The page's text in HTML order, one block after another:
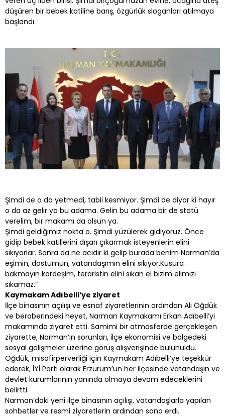
düşüren bir bebek katiline barış, özgürlük sloganları atılmaya
başlandı.
Şimdi de o da yetmedi, tabii kesmiyor. Şimdi de diyor ki hayır
o da az gelir ya bu adama. Gelin bu adama bir de statü
verelim, bir makamı da olsun ya.
Şimdi geldiğimiz nokta o. Şimdi yüzülerek gidiyoruz. Önce
gidip bebek katillerini dışarı çıkarmak isteyenlerin elini
sıkıyorlar. Sonra da ne acıdır ki gelip burada benim Narman’da
eşimin, dostumun, vatandaşımın elini sıkıyor.Kusura
bakmayın kardeşim, teröristin elini sıkan el bizim elimizi
sıkamaz.”
Kaymakam Adıbelli’ye ziyaret
İlçe binasının açılışı ve esnaf ziyaretlerinin ardından Ali Öğdük
ve beraberindeki heyet, Narman Kaymakamı Erkan Adıbelli’yi
makamında ziyaret etti. Samimi bir atmosferde gerçekleşen
ziyarette, Narman’ın sorunları, ilçe ekonomisi ve bölgedeki
sosyal gelişmeler üzerine görüş alışverişinde bulunuldu.
Öğdük, misafirperverliği için Kaymakam Adıbelli’ye teşekkür
ederek, İYİ Parti olarak Erzurum’un her ilçesinde vatandaşın ve
devlet kurumlarının yanında olmaya devam edeceklerini
belirtti.
Narman’daki yeni ilçe binasının açılışı, vatandaşlarla yapılan
sohbetler ve resmi ziyaretlerin ardından sona erdi.